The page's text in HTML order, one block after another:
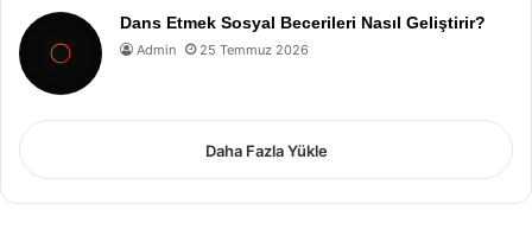
Dans Etmek Sosyal Becerileri Nasıl Geliştirir?
Admin 25 Temmuz 2026
Daha Fazla Yükle